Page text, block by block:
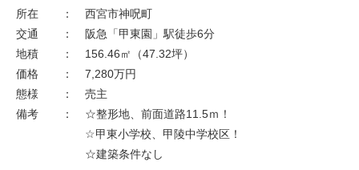
所在 ：
西宮市神呪町
交通
：
阪急「甲東園」駅徒歩6分
地積
：
156.46㎡（47.32坪）
価格
：
7,280万円
態様
：
売主
備考
：
☆整形地、前面道路11.5ｍ！
☆甲東小学校、甲陵中学校区！
☆建築条件なし
不動産情報
保有・管理物件一覧
最新情報一覧